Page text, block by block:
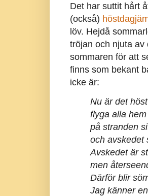
Det har suttit hårt
(också)
löv. Hejdå
tröjan och njuta av
sommaren för att
finns som bekant
icke är:
Nu är det
flyga alla
på stranden
och avskedet
Avskedet är
men
Därför blir
Jag känner